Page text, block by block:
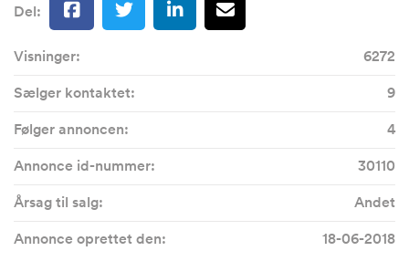
Del:
Visninger:
6272
Sælger kontaktet:
9
Følger annoncen:
4
Annonce id-nummer:
30110
Årsag til salg:
Andet
Annonce oprettet den:
18-06-2018